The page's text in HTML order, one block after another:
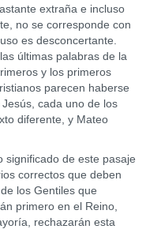
extraña e incluso
no se corresponde con
es desconcertante.
últimas palabras de la
y los primeros
parecen haberse
cada uno de los
diferente, y Mateo
de este pasaje
correctos que deben
los Gentiles que
primero en el Reino,
rechazarán esta